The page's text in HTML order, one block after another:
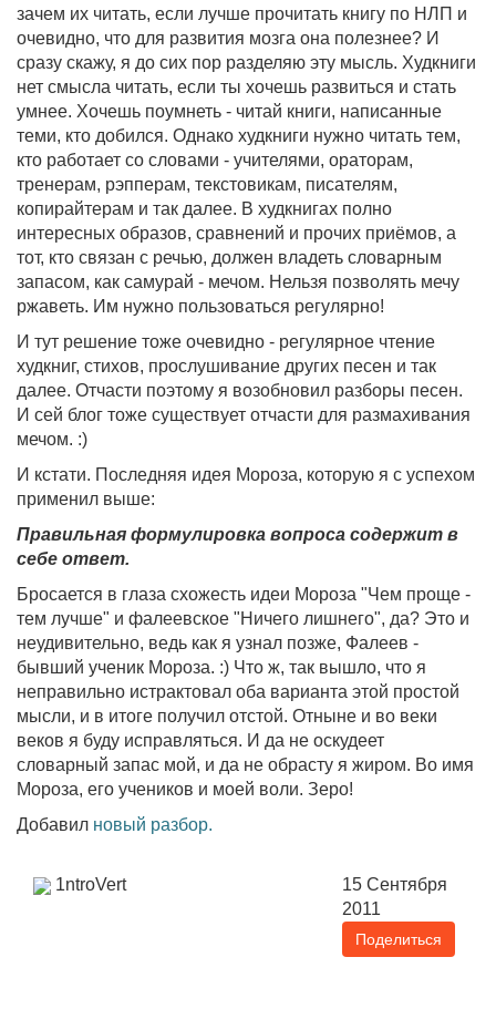
зачем их читать, если лучше прочитать книгу по НЛП и
очевидно, что для развития мозга она полезнее? И
сразу скажу, я до сих пор разделяю эту мысль. Худкниги
нет смысла читать, если ты хочешь развиться и стать
умнее. Хочешь поумнеть - читай книги, написанные
теми, кто добился. Однако худкниги нужно читать тем,
кто работает со словами - учителями, ораторам,
тренерам, рэпперам, текстовикам, писателям,
копирайтерам и так далее. В худкнигах полно
интересных образов, сравнений и прочих приёмов, а
тот, кто связан с речью, должен владеть словарным
запасом, как самурай - мечом. Нельзя позволять мечу
ржаветь. Им нужно пользоваться регулярно!
И тут решение тоже очевидно - регулярное чтение
худкниг, стихов, прослушивание других песен и так
далее. Отчасти поэтому я возобновил разборы песен.
И сей блог тоже существует отчасти для размахивания
мечом. :)
И кстати. Последняя идея Мороза, которую я с успехом
применил выше:
Правильная формулировка вопроса содержит в
себе ответ.
Бросается в глаза схожесть идеи Мороза "Чем проще -
тем лучше" и фалеевское "Ничего лишнего", да? Это и
неудивительно, ведь как я узнал позже, Фалеев -
бывший ученик Мороза. :) Что ж, так вышло, что я
неправильно истрактовал оба варианта этой простой
мысли, и в итоге получил отстой. Отныне и во веки
веков я буду исправляться. И да не оскудеет
словарный запас мой, и да не обрасту я жиром. Во имя
Мороза, его учеников и моей воли. Зеро!
Добавил новый разбор.
1ntroVert
15 Сентября
2011
Поделиться